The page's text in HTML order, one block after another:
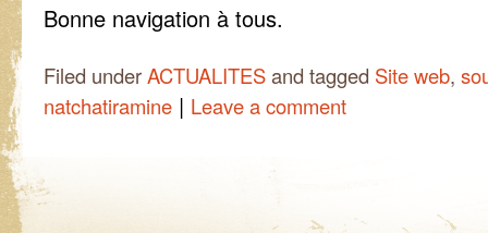
Bonne navigation à tous.
Filed underACTUALITESand tagged Site web,
natchatiramine | Leave a comment